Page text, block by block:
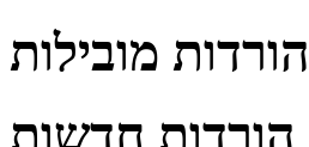
הורדות מובילות
הורדות חדשות